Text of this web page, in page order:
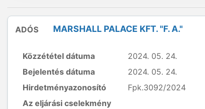
ADÓS MARSHALL PALACE KFT. "F. A."
Közzététel dátuma
2024. 05. 24.
Bejelentés dátuma
2024. 05. 24.
Hirdetményazonosító
Fpk.3092/2024
Az eljárási cselekmény